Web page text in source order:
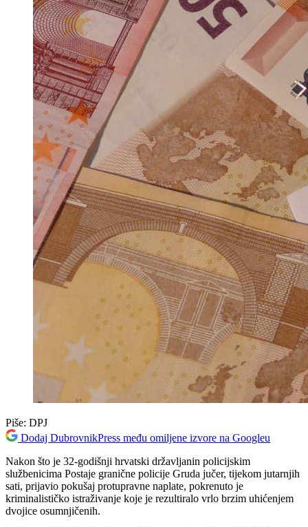
Piše: DPJ
Dodaj DubrovnikPress među omiljene izvore na Googleu
Nakon što je 32-godišnji hrvatski državljanin policijskim
službenicima Postaje granične policije Gruda jučer, tijekom jutarnjih
sati, prijavio pokušaj protupravne naplate, pokrenuto je
kriminalističko istraživanje koje je rezultiralo vrlo brzim uhićenjem
dvojice osumnjičenih.